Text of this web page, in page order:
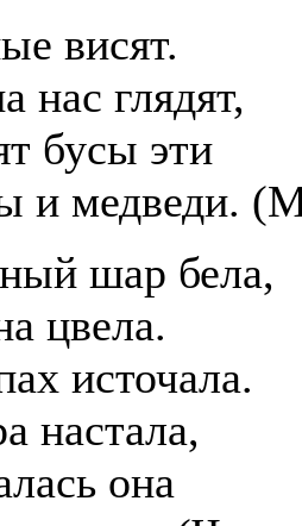
висят.
нас глядят,
бусы эти
и медведи.
шар бела,
цвела.
источала.
настала,
она